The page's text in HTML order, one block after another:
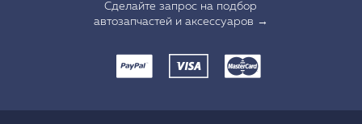
Сделайте запрос на подбор
автозапчастей и аксессуаров →